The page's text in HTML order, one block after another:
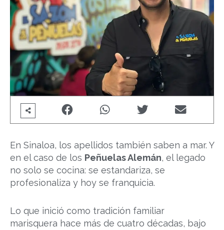
En Sinaloa, los apellidos también saben a mar. Y
en el caso de los Peñuelas Alemán, el legado
no solo se cocina: se estandariza, se
profesionaliza y hoy se franquicia.
Lo que inició como tradición familiar
marisquera hace más de cuatro décadas, bajo